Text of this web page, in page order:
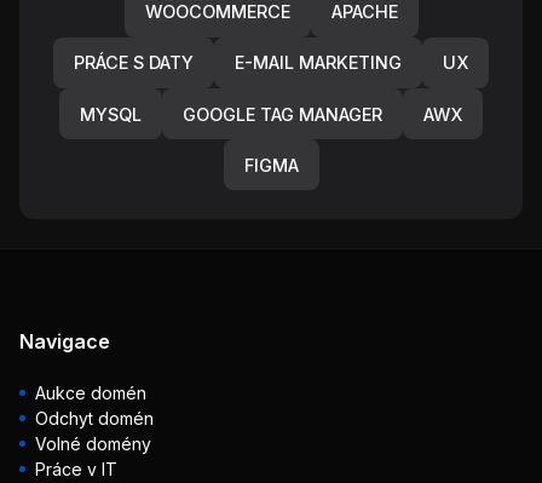
WOOCOMMERCE APACHE
PRÁCE S DATY E-MAIL MARKETING UX
MYSQL GOOGLE TAG MANAGER AWX
FIGMA
Navigace
Aukce domén
Odchyt domén
Volné domény
Práce v IT